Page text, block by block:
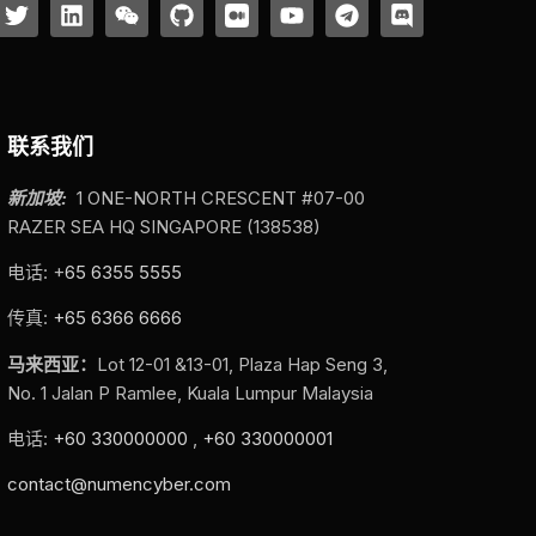
联系我们
新加坡: 1 ONE-NORTH CRESCENT #07-00
RAZER SEA HQ SINGAPORE (138538)
电话: +65 6355 5555
传真: +65 6366 6666
马来西亚： Lot 12-01 &13-01, Plaza Hap Seng 3,
No. 1 Jalan P Ramlee, Kuala Lumpur Malaysia
电话: +60 330000000 , +60 330000001
contact@numencyber.com